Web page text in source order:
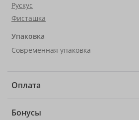
Рускус
Фисташка
Упаковка
Современная упаковка
Оплата
Бонусы